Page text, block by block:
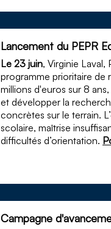
Lancement du PEPR
Le 23 juin, Virginie Laval,
programme prioritaire de
millions d'euros sur 8
et développer la
concrètes sur le terrain.
scolaire, maîtrise
difficultés d’orientation.
Campagne